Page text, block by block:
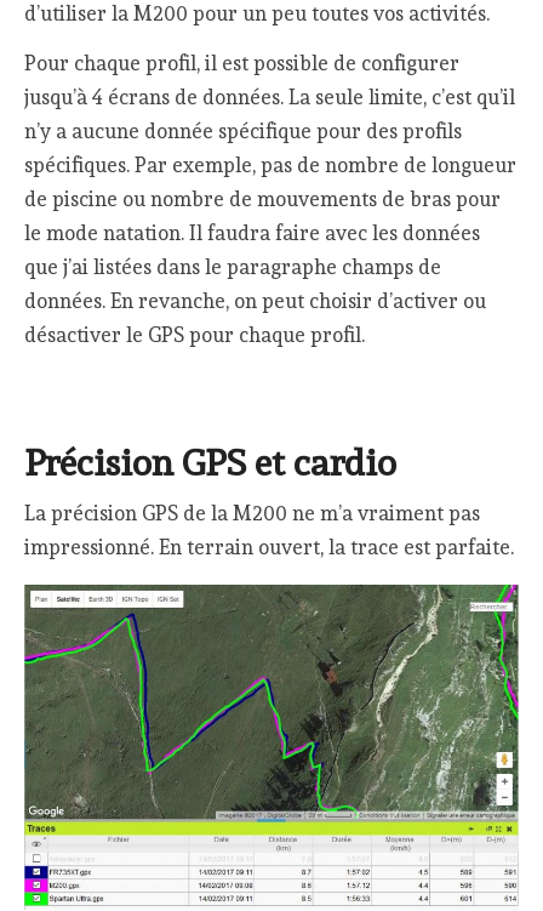
d’utiliser la M200 pour un peu toutes vos activités.
Pour chaque profil, il est possible de configurer
jusqu’à 4 écrans de données. La seule limite, c’est qu’il
n’y a aucune donnée spécifique pour des profils
spécifiques. Par exemple, pas de nombre de longueur
de piscine ou nombre de mouvements de bras pour
le mode natation. Il faudra faire avec les données
que j’ai listées dans le paragraphe champs de
données. En revanche, on peut choisir d’activer ou
désactiver le GPS pour chaque profil.
Précision GPS et cardio
La précision GPS de la M200 ne m’a vraiment pas
impressionné. En terrain ouvert, la trace est parfaite.